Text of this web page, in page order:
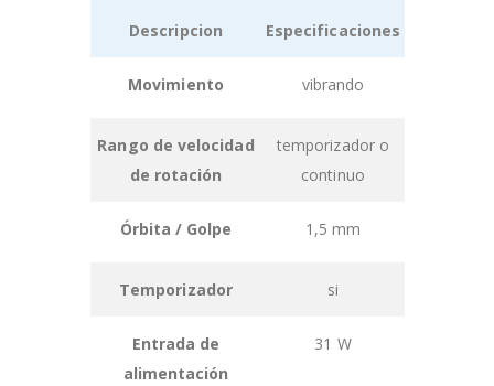
Descripcion Especificaciones
Movimiento vibrando
Rango de velocidad
de rotación
temporizador o
continuo
Órbita / Golpe 1,5 mm
Temporizador si
Entrada de
alimentación
31 W